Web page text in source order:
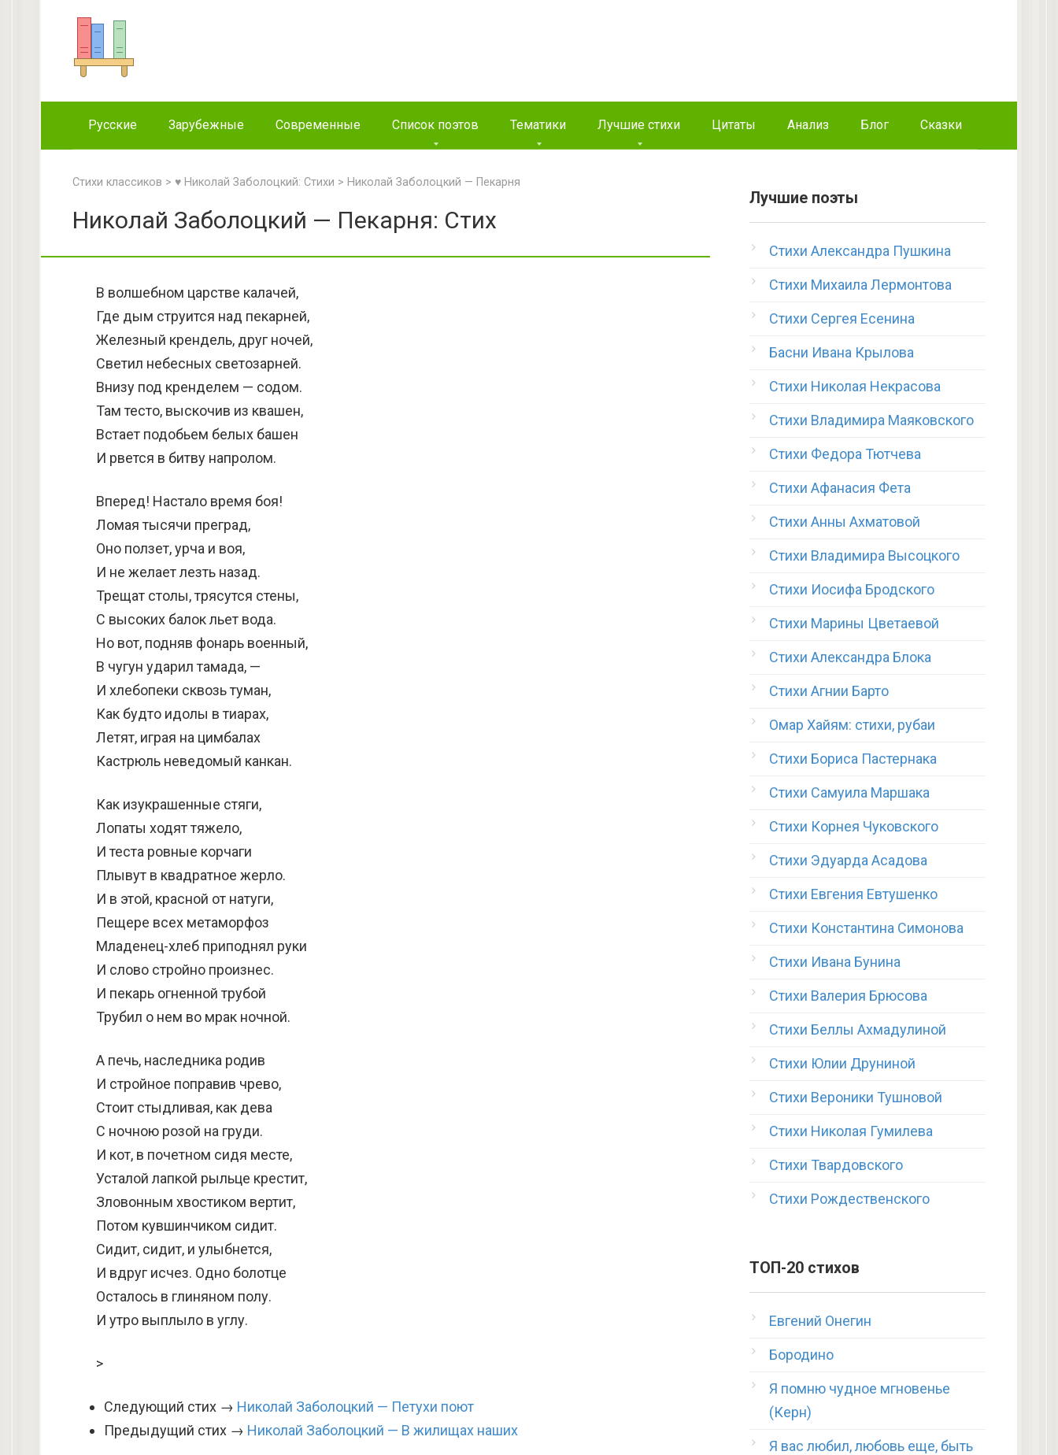
Русские Зарубежные Современные Список поэтов Тематики Лучшие стихи Цитаты Анализ Блог Сказки
Стихи классиков > ♥ Николай Заболоцкий: Стихи > Николай Заболоцкий — Пекарня
Николай Заболоцкий — Пекарня: Стих
В волшебном царстве калачей,
Где дым струится над пекарней,
Железный крендель, друг ночей,
Светил небесных светозарней.
Внизу под кренделем — содом.
Там тесто, выскочив из квашен,
Встает подобьем белых башен
И рвется в битву напролом.
Вперед! Настало время боя!
Ломая тысячи преград,
Оно ползет, урча и воя,
И не желает лезть назад.
Трещат столы, трясутся стены,
С высоких балок льет вода.
Но вот, подняв фонарь военный,
В чугун ударил тамада, —
И хлебопеки сквозь туман,
Как будто идолы в тиарах,
Летят, играя на цимбалах
Кастрюль неведомый канкан.
Как изукрашенные стяги,
Лопаты ходят тяжело,
И теста ровные корчаги
Плывут в квадратное жерло.
И в этой, красной от натуги,
Пещере всех метаморфоз
Младенец-хлеб приподнял руки
И слово стройно произнес.
И пекарь огненной трубой
Трубил о нем во мрак ночной.
А печь, наследника родив
И стройное поправив чрево,
Стоит стыдливая, как дева
С ночною розой на груди.
И кот, в почетном сидя месте,
Усталой лапкой рыльце крестит,
Зловонным хвостиком вертит,
Потом кувшинчиком сидит.
Сидит, сидит, и улыбнется,
И вдруг исчез. Одно болотце
Осталось в глиняном полу.
И утро выплыло в углу.
>
Следующий стих → Николай Заболоцкий — Петухи поют
Предыдущий стих → Николай Заболоцкий — В жилищах наших
Лучшие поэты
Стихи Александра Пушкина
Стихи Михаила Лермонтова
Стихи Сергея Есенина
Басни Ивана Крылова
Стихи Николая Некрасова
Стихи Владимира Маяковского
Стихи Федора Тютчева
Стихи Афанасия Фета
Стихи Анны Ахматовой
Стихи Владимира Высоцкого
Стихи Иосифа Бродского
Стихи Марины Цветаевой
Стихи Александра Блока
Стихи Агнии Барто
Омар Хайям: стихи, рубаи
Стихи Бориса Пастернака
Стихи Самуила Маршака
Стихи Корнея Чуковского
Стихи Эдуарда Асадова
Стихи Евгения Евтушенко
Стихи Константина Симонова
Стихи Ивана Бунина
Стихи Валерия Брюсова
Стихи Беллы Ахмадулиной
Стихи Юлии Друниной
Стихи Вероники Тушновой
Стихи Николая Гумилева
Стихи Твардовского
Стихи Рождественского
ТОП-20 стихов
Евгений Онегин
Бородино
Я помню чудное мгновенье
(Керн)
Я вас любил, любовь еще, быть